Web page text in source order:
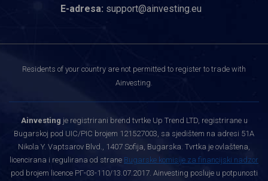
E-adresa: support@ainvesting.eu
Residents of your country are not permitted to register to trade with
Ainvesting.
Ainvesting je registrirani brend tvrtke Up Trend LTD, registrirane u
Bugarskoj pod UIC/PIC brojem 121527003, sa sjedištem na adresi 51A
Nikola Y. Vaptsarov Blvd., 1407 Sofija, Bugarska. Tvrtka je ovlaštena,
licencirana i regulirana od strane Bugarske komisije za financijski nadzor
pod brojem licence РГ-03-110/13.07.2017. Ainvesting posluje u potpunosti